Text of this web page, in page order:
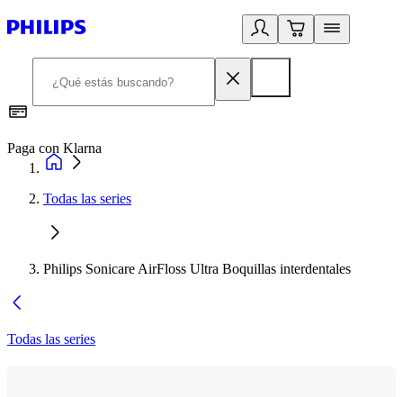
Paga con Klarna
Todas las series
Philips Sonicare AirFloss Ultra Boquillas interdentales
Todas las series